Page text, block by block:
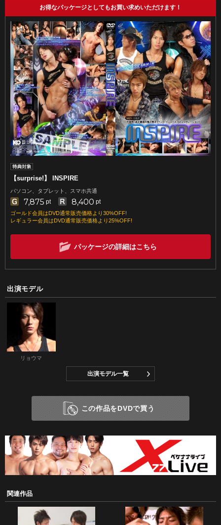
お得なパッケージとしてもお買い求めいただけます！
【surprise!】 INSPIRE
パソコン、タブレット、スマホ共通
7,875 pt 8,400 pt
ゴールド会員はDVD通常販売価格より30%OFF!
レギュラー会員はDVD通常販売価格より25%OFF!
パッケージの詳細はこちら
出演モデル
リョウマ
出演モデル一覧
この作品をDVDで買う
関連作品